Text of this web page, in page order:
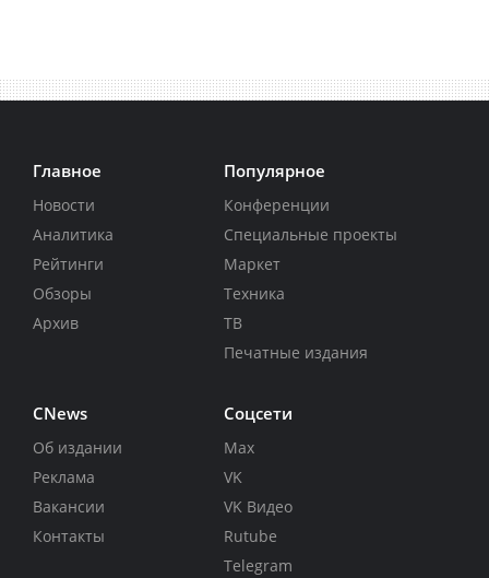
Главное
Новости
Аналитика
Рейтинги
Обзоры
Архив
Популярное
Конференции
Специальные проекты
Маркет
Техника
ТВ
Печатные издания
CNews
Об издании
Реклама
Вакансии
Контакты
Соцсети
Max
VK
VK Видео
Rutube
Telegram